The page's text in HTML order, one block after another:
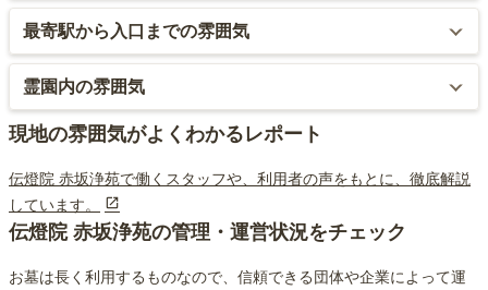
専用駐車場はありません。
最寄駅から入口までの雰囲気
最寄駅を出ると、赤坂の賑やかな商店街や飲食店が立ち並んでいま
す。道中はこの賑やかな街並みを歩き、大きな通りを渡っていきま
す。
霊園内の雰囲気
まるでホテルや旅館の様な落ち着いた雰囲気です。清潔感もあり、
現地の雰囲気がよくわかるレポート
伝燈院 赤坂浄苑で働くスタッフや、利用者の声をもとに、徹底解説
しています。
伝燈院 赤坂浄苑の管理・運営状況をチェック
お墓は長く利用するものなので、信頼できる団体や企業によって運